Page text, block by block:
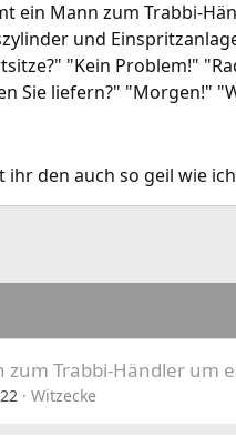
ein Mann zum Trabbi-
und
"Kein Problem!"
Sie liefern?" "Morgen!"
ihr den auch so geil wie
zum Trabbi-Händler um
Witzecke